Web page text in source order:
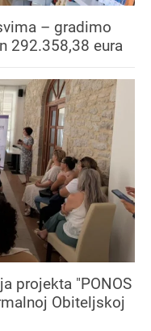
– gradimo
292.358,38 eura
projekta "PONOS
Obiteljskoj